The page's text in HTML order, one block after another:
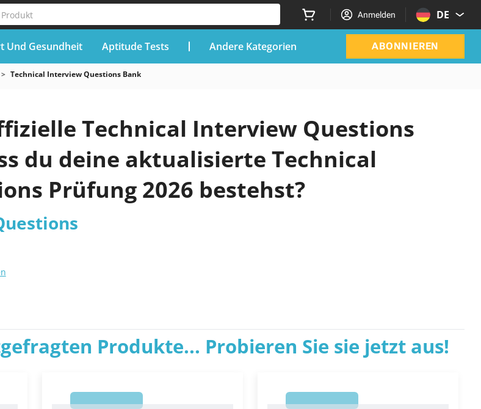
Anmelden DE
Und Gesundheit Aptitude Tests Andere Kategorien ABONNIEREN
Technical Interview Questions Bank
Technical Interview Questions
du deine aktualisierte Technical
Prüfung 2026 bestehst?
Produkte... Probieren Sie sie jetzt aus!